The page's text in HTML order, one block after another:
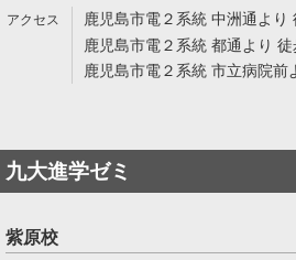
鹿児島市電２系統 中洲通より
鹿児島市電２系統 都通より
鹿児島市電２系統 市立病院前
九大進学ゼミ
紫原校